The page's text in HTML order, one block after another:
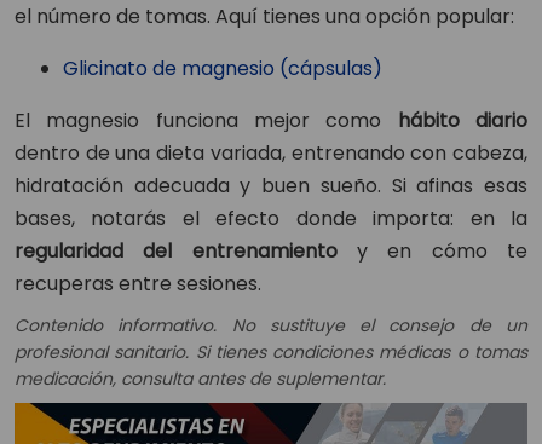
el número de tomas. Aquí tienes una opción popular:
Glicinato de magnesio (cápsulas)
El magnesio funciona mejor como hábito diario
dentro de una dieta variada, entrenando con cabeza,
hidratación adecuada y buen sueño. Si afinas esas
bases, notarás el efecto donde importa: en la
regularidad del entrenamientoy en cómo te
recuperas entre sesiones.
Contenido informativo. No sustituye el consejo de un
profesional sanitario. Si tienes condiciones médicas o tomas
medicación, consulta antes de suplementar.